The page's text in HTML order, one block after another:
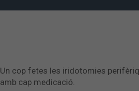
Un cop fetes les iridotomies
amb cap medicació.